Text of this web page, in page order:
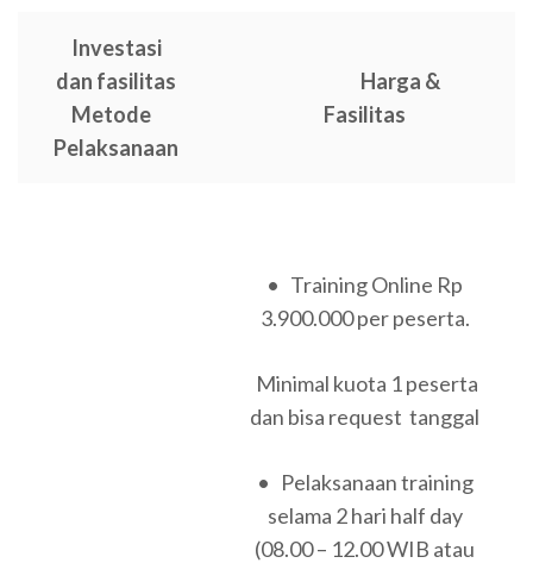
Investasi
dan fasilitas
Metode
Pelaksanaan
Harga &
Fasilitas
• Training Online Rp
3.900.000 per peserta.
Minimal kuota 1 peserta
dan bisa request tanggal
• Pelaksanaan training
selama 2 hari half day
(08.00 – 12.00 WIB atau